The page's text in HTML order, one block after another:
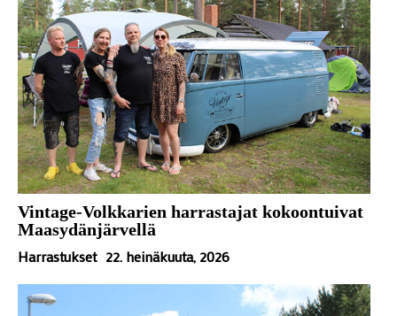
Vintage-Volkkarien harrastajat kokoontuivat
Maasydänjärvellä
Harrastukset 22. heinäkuuta, 2026